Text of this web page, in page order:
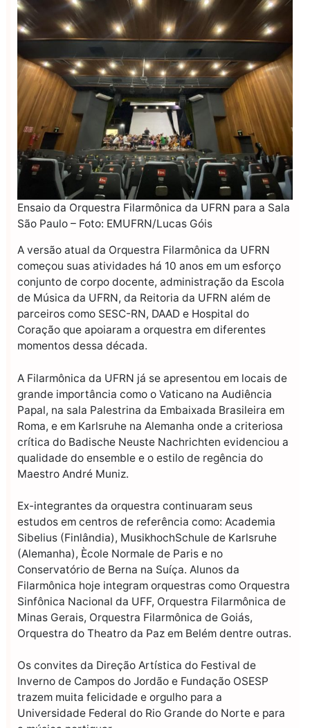
Ensaio da Orquestra Filarmônica da UFRN para a Sala
São Paulo – Foto: EMUFRN/Lucas Góis
A versão atual da Orquestra Filarmônica da UFRN
começou suas atividades há 10 anos em um esforço
conjunto de corpo docente, administração da Escola
de Música da UFRN, da Reitoria da UFRN além de
parceiros como SESC-RN, DAAD e Hospital do
Coração que apoiaram a orquestra em diferentes
momentos dessa década.
A Filarmônica da UFRN já se apresentou em locais de
grande importância como o Vaticano na Audiência
Papal, na sala Palestrina da Embaixada Brasileira em
Roma, e em Karlsruhe na Alemanha onde a criteriosa
crítica do Badische Neuste Nachrichten evidenciou a
qualidade do ensemble e o estilo de regência do
Maestro André Muniz.
Ex-integrantes da orquestra continuaram seus
estudos em centros de referência como: Academia
Sibelius (Finlândia), MusikhochSchule de Karlsruhe
(Alemanha), Ècole Normale de Paris e no
Conservatório de Berna na Suíça. Alunos da
Filarmônica hoje integram orquestras como Orquestra
Sinfônica Nacional da UFF, Orquestra Filarmônica de
Minas Gerais, Orquestra Filarmônica de Goiás,
Orquestra do Theatro da Paz em Belém dentre outras.
Os convites da Direção Artística do Festival de
Inverno de Campos do Jordão e Fundação OSESP
trazem muita felicidade e orgulho para a
Universidade Federal do Rio Grande do Norte e para